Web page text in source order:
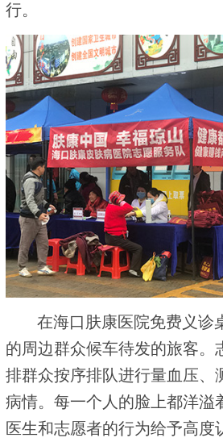
行。
在海口肤康医院免费义诊
的周边群众候车待发的旅客。
排群众按序排队进行量血压、
病情。每一个人的脸上都洋溢
医生和志愿者的行为给予高度